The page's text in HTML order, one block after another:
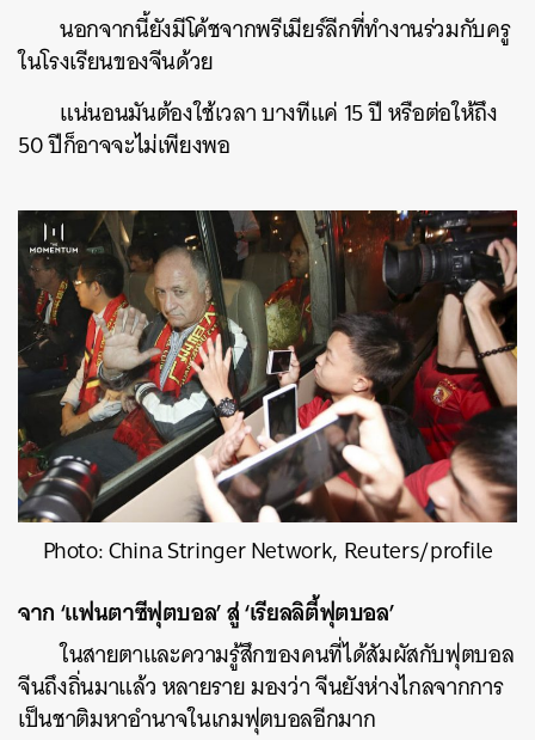
นอกจากนี้ยังมีโค้ชจากพรีเมียร์ลีกที่ทำงานร่วมกับครู
ในโรงเรียนของจีนด้วย
แน่นอนมันต้องใช้เวลา บางทีแค่ 15 ปี หรือต่อให้ถึง
50 ปีก็อาจจะไม่เพียงพอ
Photo: China Stringer Network, Reuters/profile
จาก ‘แฟนตาซีฟุตบอล’ สู่ ‘เรียลลิตี้ฟุตบอล’
ในสายตาและความรู้สึกของคนที่ได้สัมผัสกับฟุตบอล
จีนถึงถิ่นมาแล้ว หลายราย มองว่า จีนยังห่างไกลจากการ
เป็นชาติมหาอำนาจในเกมฟุตบอลอีกมาก